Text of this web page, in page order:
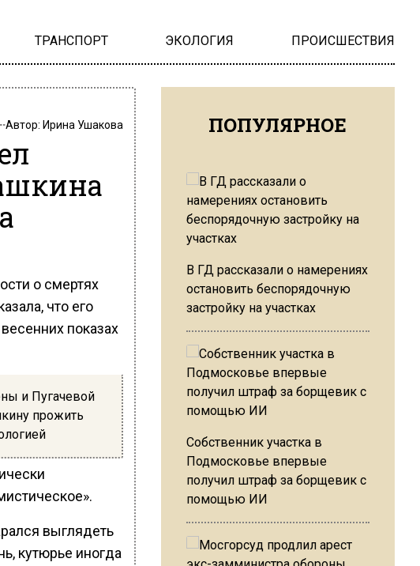
ТРАНСПОРТ ЭКОЛОГИЯ ПРОИСШЕСТВИЯ
Автор: Ирина Ушакова
о смертях
что его
показах
и Пугачевой
прожить
выглядеть
кутюрье иногда
ПОПУЛЯРНОЕ
В ГД рассказали о намерениях
остановить беспорядочную
застройку на участках
Собственник участка в
Подмосковье впервые
получил штраф за борщевик с
помощью ИИ